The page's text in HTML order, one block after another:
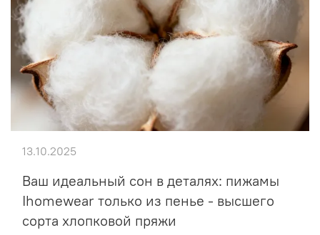
Ваш идеальный сон в деталях: пижамы
Ihomewear только из пенье - высшего
сорта хлопковой пряжи
13.10.2025